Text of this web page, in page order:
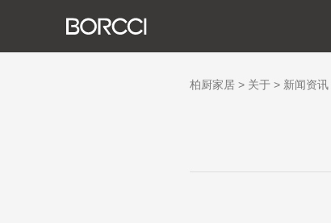
柏厨家居 > 关于 > 新闻资讯